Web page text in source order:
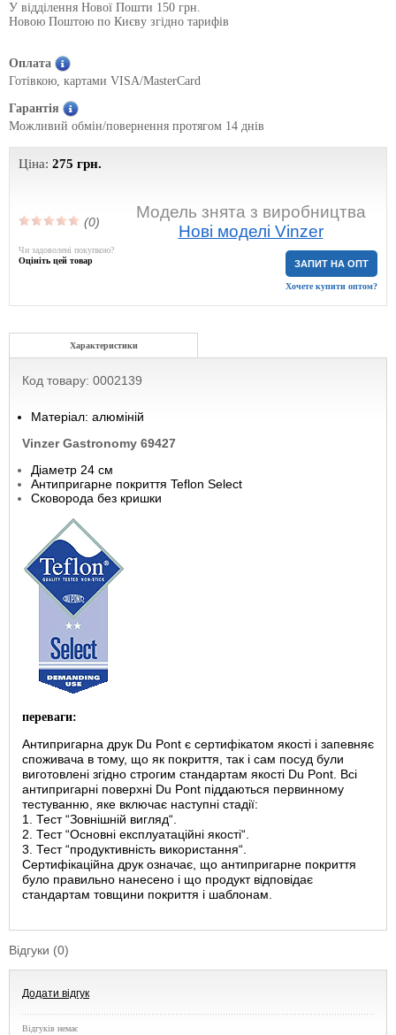
У відділення Нової Пошти 150 грн.
Новою Поштою по Києву згідно тарифів
Оплата
Готівкою, картами VISA/MasterCard
Гарантія
Можливий обмін/повернення протягом 14 днів
Ціна: 275 грн.
(0)
Модель знята з виробництва
Нові моделі Vinzer
ЗАПИТ НА ОПТ
Хочете купити оптом?
Чи задоволені покупкою?
Оцініть цей товар
Характеристики
Код товару: 0002139
Матеріал: алюміній
Vinzer Gastronomy 69427
Діаметр 24 см
Антипригарне покриття Teflon Select
Сковорода без кришки
переваги:
Антипригарна друк Du Pont є сертифікатом якості і запевняє
споживача в тому, що як покриття, так і сам посуд були
виготовлені згідно строгим стандартам якості Du Pont. Всі
антипригарні поверхні Du Pont піддаються первинному
тестуванню, яке включає наступні стадії:
1. Тест “Зовнішній вигляд“.
2. Тест “Основні експлуатаційні якості“.
3. Тест “продуктивність використання“.
Сертифікаційна друк означає, що антипригарне покриття
було правильно нанесено і що продукт відповідає
стандартам товщини покриття і шаблонам.
Відгуки (0)
Додати відгук
Відгуків немає